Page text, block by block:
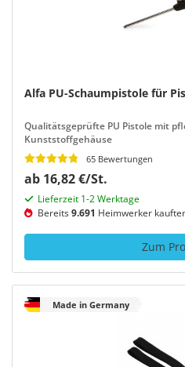
Alfa PU-Schaumpistole für
Qualitätsgeprüfte PU Pistole mit
Kunststoffgehäuse
65 Bewertungen
ab 16,82 €/St.
Lieferzeit 1-2 Werktage
Bereits9.691 Heimwerker
Zum
Made in Germany